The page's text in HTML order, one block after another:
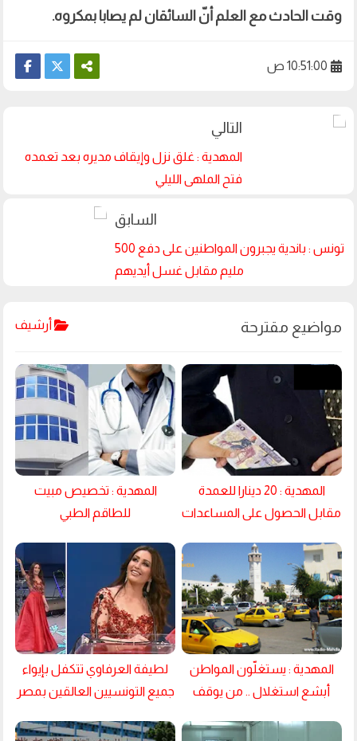
وقت الحادث مع العلم أنّ السائقان لم يصابا بمكروه.
10:51:00 ص
المهدية : غلق نزل وإيقاف مديره بعد تعمده
فتح الملهى الليلي
تونس : باندية يجبرون المواطنين على دفع 500
مليم مقابل غسل أيديهم
أرشيف
المهدية : 20 دينارا للعمدة
مقابل الحصول على المساعدات
المهدية : تخصيص مبيت
للطاقم الطبي
المهدية : يستغلّون المواطن
أبشع استغلال .. من يوقف
لطيفة العرفاوي تتكفل بإيواء
جميع التونسيين العالقين بمصر